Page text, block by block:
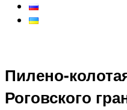
Пилено-
Роговского